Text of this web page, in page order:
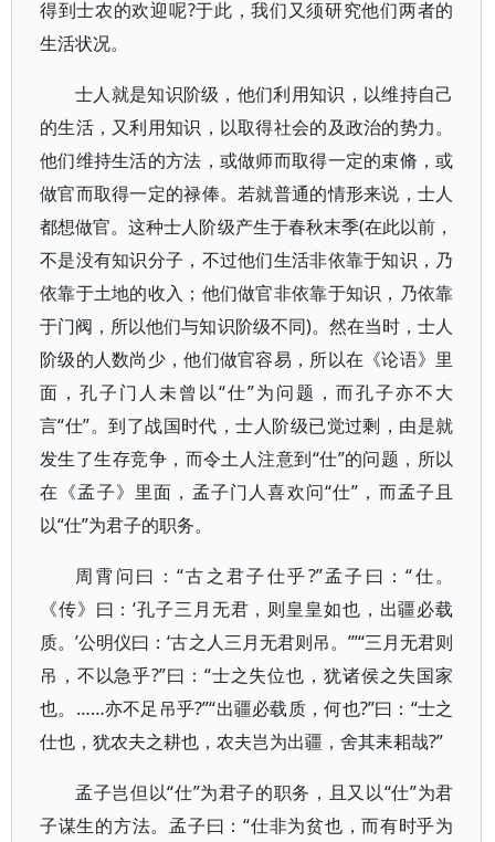
得到士农的欢迎呢?于此，我们又须研究他们两者的
生活状况。
士人就是知识阶级，他们利用知识，以维持自己
的生活，又利用知识，以取得社会的及政治的势力。
他们维持生活的方法，或做师而取得一定的束脩，或
做官而取得一定的禄俸。若就普通的情形来说，士人
都想做官。这种士人阶级产生于春秋末季(在此以前，
不是没有知识分子，不过他们生活非依靠于知识，乃
依靠于土地的收入；他们做官非依靠于知识，乃依靠
于门阀，所以他们与知识阶级不同)。然在当时，士人
阶级的人数尚少，他们做官容易，所以在《论语》里
面，孔子门人未曾以“仕”为问题，而孔子亦不大
言“仕”。到了战国时代，士人阶级已觉过剩，由是就
发生了生存竞争，而令土人注意到“仕”的问题，所以
在《孟子》里面，孟子门人喜欢问“仕”，而孟子且
以“仕”为君子的职务。
周霄问曰：“古之君子仕乎?”孟子曰：“仕。
《传》曰：‘孔子三月无君，则皇皇如也，出疆必载
质。’公明仪曰：‘古之人三月无君则吊。’”“三月无君则
吊，不以急乎?”曰：“士之失位也，犹诸侯之失国家
也。……亦不足吊乎?”“出疆必载质，何也?”曰：“士之
仕也，犹农夫之耕也，农夫岂为出疆，舍其耒耜哉?”
孟子岂但以“仕”为君子的职务，且又以“仕”为君
子谋生的方法。孟子曰：“仕非为贫也，而有时乎为